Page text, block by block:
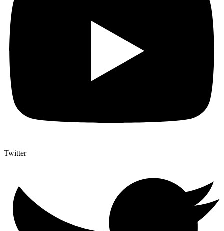
Twitter